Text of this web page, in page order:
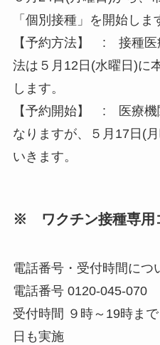
「個別接種」を開始しま
【予約方法】 : 接種医
法は５月12日(水曜日)に
します。
【予約開始】 : 医療機
なりますが、５月17日(
いきます。
※ ワクチン接種専用
電話番号・受付時間につ
電話番号 0120-045-070
受付時間 ９時～19時ま
日も実施